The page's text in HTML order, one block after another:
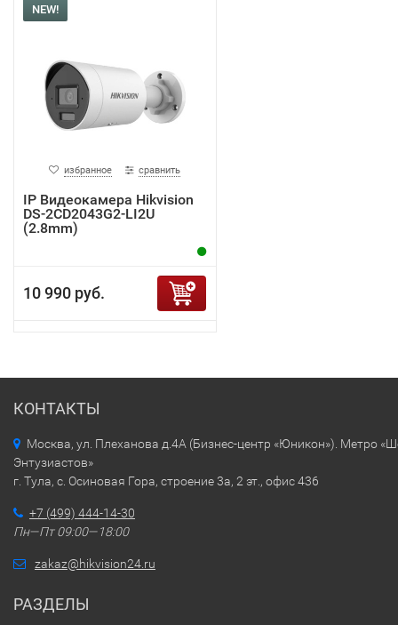
NEW!
избранное сравнить
IP Видеокамера Hikvision
DS-2CD2043G2-LI2U
(2.8mm)
10 990 руб.
КОНТАКТЫ
Москва, ул. Плеханова д.4А (Бизнес-центр «Юникон»). Метро
Энтузиастов»
г. Тула, с. Осиновая Гора, строение 3а, 2 эт., офис 436
+7 (499) 444-14-30
Пн—Пт 09:00—18:00
zakaz@hikvision24.ru
РАЗДЕЛЫ